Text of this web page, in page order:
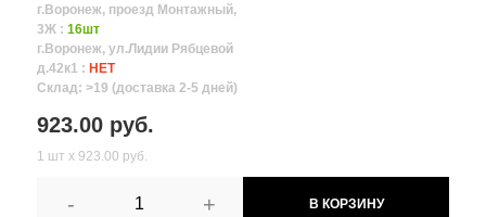
г.Воронеж, проезд Монтажный,
3Ж : 16шт
г.Воронеж, ул.Лидии Рябцевой
д.42к1 : НЕТ
Склад: >19 (доставка 2-5 дней)
923.00 руб.
1 шт х 923.00 руб.
- + В КОРЗИНУ